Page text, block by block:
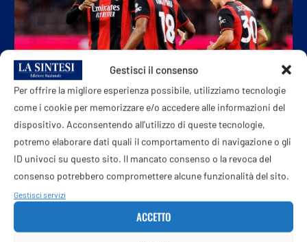
Gestisci il consenso
Per offrire la migliore esperienza possibile, utilizziamo tecnologie
come i cookie per memorizzare e/o accedere alle informazioni del
dispositivo. Acconsentendo all'utilizzo di queste tecnologie,
potremo elaborare dati quali il comportamento di navigazione o gli
ID univoci su questo sito. Il mancato consenso o la revoca del
consenso potrebbero compromettere alcune funzionalità del sito.
Gestisci servizi
ACCETTO
Chelsea-Milan, oggi amichevole: orario, probabili
formazioni e dove...
8 Agosto 2026